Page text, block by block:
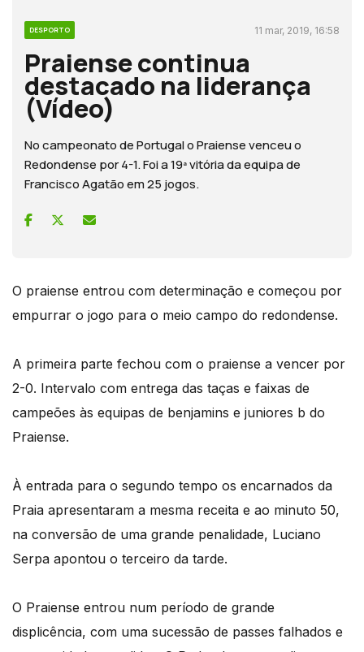
DESPORTO 11 mar, 2019, 16:58
Praiense continua
destacado na liderança
(Vídeo)
No campeonato de Portugal o Praiense venceu o
Redondense por 4-1. Foi a 19ª vitória da equipa de
Francisco Agatão em 25 jogos.
O praiense entrou com determinação e começou por
empurrar o jogo para o meio campo do redondense.
A primeira parte fechou com o praiense a vencer por
2-0. Intervalo com entrega das taças e faixas de
campeões às equipas de benjamins e juniores b do
Praiense.
À entrada para o segundo tempo os encarnados da
Praia apresentaram a mesma receita e ao minuto 50,
na conversão de uma grande penalidade, Luciano
Serpa apontou o terceiro da tarde.
O Praiense entrou num período de grande
displicência, com uma sucessão de passes falhados e